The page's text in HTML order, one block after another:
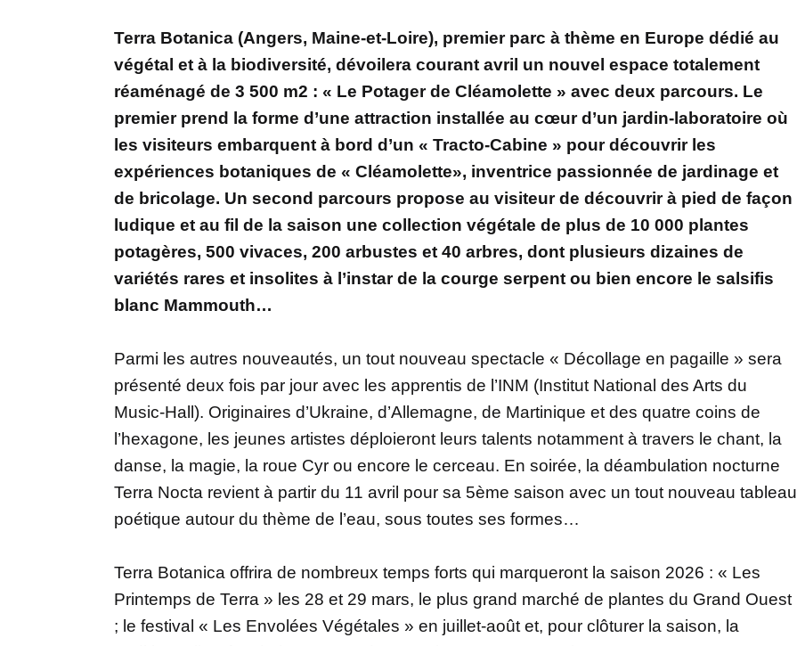
Terra Botanica (Angers, Maine-et-Loire), premier parc à thème en Europe dédié au
végétal et à la biodiversité, dévoilera courant avril un nouvel espace totalement
réaménagé de 3 500 m2 : « Le Potager de Cléamolette » avec deux parcours. Le
premier prend la forme d’une attraction installée au cœur d’un jardin-laboratoire où
les visiteurs embarquent à bord d’un « Tracto-Cabine » pour découvrir les
expériences botaniques de « Cléamolette», inventrice passionnée de jardinage et
de bricolage. Un second parcours propose au visiteur de découvrir à pied de façon
ludique et au fil de la saison une collection végétale de plus de 10 000 plantes
potagères, 500 vivaces, 200 arbustes et 40 arbres, dont plusieurs dizaines de
variétés rares et insolites à l’instar de la courge serpent ou bien encore le salsifis
blanc Mammouth…
Parmi les autres nouveautés, un tout nouveau spectacle « Décollage en pagaille » sera
présenté deux fois par jour avec les apprentis de l’INM (Institut National des Arts du
Music-Hall). Originaires d’Ukraine, d’Allemagne, de Martinique et des quatre coins de
l’hexagone, les jeunes artistes déploieront leurs talents notamment à travers le chant, la
danse, la magie, la roue Cyr ou encore le cerceau. En soirée, la déambulation nocturne
Terra Nocta revient à partir du 11 avril pour sa 5ème saison avec un tout nouveau tableau
poétique autour du thème de l’eau, sous toutes ses formes…
Terra Botanica offrira de nombreux temps forts qui marqueront la saison 2026 : « Les
Printemps de Terra » les 28 et 29 mars, le plus grand marché de plantes du Grand Ouest
; le festival « Les Envolées Végétales » en juillet-août et, pour clôturer la saison, la